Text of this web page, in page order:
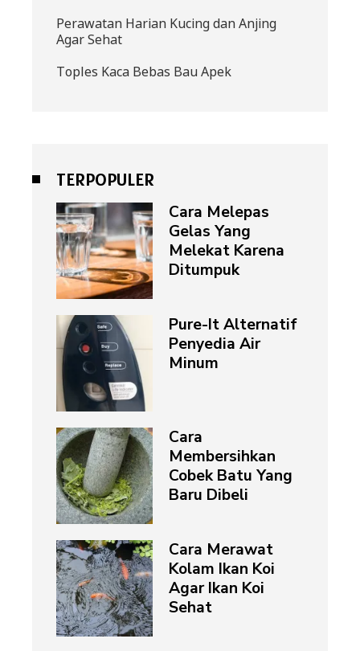
Perawatan Harian Kucing dan Anjing
Agar Sehat
Toples Kaca Bebas Bau Apek
TERPOPULER
Cara Melepas
Gelas Yang
Melekat Karena
Ditumpuk
Pure-It Alternatif
Penyedia Air
Minum
Cara
Membersihkan
Cobek Batu Yang
Baru Dibeli
Cara Merawat
Kolam Ikan Koi
Agar Ikan Koi
Sehat